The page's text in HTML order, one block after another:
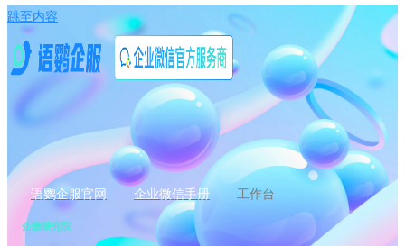
跳至内容
语鹦企服官网 企业微信手册 工作台
企微研究院